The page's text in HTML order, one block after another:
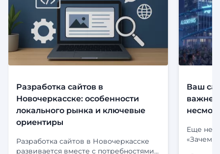
Разработка сайтов в
Новочеркасске: особенности
локального рынка и ключевые
ориентиры
Разработка сайтов в Новочеркасске
развивается вместе с потребностями
Ваш
Еще
«Зачем